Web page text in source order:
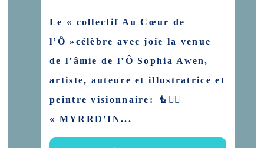
Le « collectif Au Cœur de
l’Ô »célèbre avec joie la venue
de l’âmie de l’Ô Sophia Awen,
artiste, auteure et illustratrice et
peintre visionnaire: 🧜🧜‍♀️
« MYRRD’IN...